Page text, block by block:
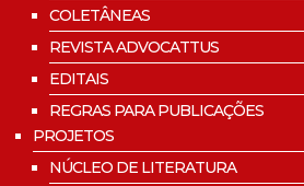
COLETÂNEAS
REVISTA ADVOCATTUS
EDITAIS
REGRAS PARA PUBLICAÇÕES
PROJETOS
NÚCLEO DE LITERATURA